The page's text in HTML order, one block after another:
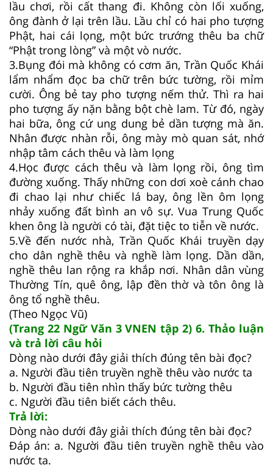
lầu chơi, rồi cất thang đi. Không còn lối xuống,
ông đành ở lại trên lầu. Lầu chỉ có hai pho tượng
Phật, hai cái lọng, một bức trướng thêu ba chữ
“Phật trong lòng” và một vò nước.
3.Bụng đói mà không có cơm ăn, Trần Quốc Khái
lẩm nhẩm đọc ba chữ trên bức tường, rồi mỉm
cười. Ông bẻ tay pho tượng nếm thử. Thì ra hai
pho tượng ấy nặn bằng bột chè lam. Từ đó, ngày
hai bữa, ông cứ ung dung bẻ dần tượng mà ăn.
Nhân được nhàn rỗi, ông mày mò quan sát, nhớ
nhập tâm cách thêu và làm lọng
4.Học được cách thêu và làm lọng rồi, ông tìm
đường xuống. Thấy những con dơi xoè cánh chao
đi chao lại như chiếc lá bay, ông lền ôm lọng
nhảy xuống đất bình an vô sự. Vua Trung Quốc
khen ông là người có tài, đặt tiệc to tiễn về nước.
5.Về đến nước nhà, Trần Quốc Khái truyền dạy
cho dân nghề thêu và nghề làm lọng. Dần dần,
nghề thêu lan rộng ra khắp nơi. Nhân dân vùng
Thường Tín, quê ông, lập đền thờ và tôn ông là
ông tổ nghề thêu.
(Theo Ngọc Vũ)
(Trang 22 Ngữ Văn 3 VNEN tập 2) 6. Thảo luận
và trả lời câu hỏi
Dòng nào dưới đây giải thích đúng tên bài đọc?
a. Người đầu tiên truyền nghề thêu vào nước ta
b. Người đầu tiên nhìn thấy bức tường thêu
c. Người đầu tiên biết cách thêu.
Trả lời:
Dòng nào dưới đây giải thích đúng tên bài đọc?
Đáp án: a. Người đầu tiên truyền nghề thêu vào
nước ta.